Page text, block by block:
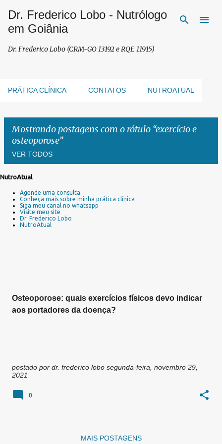
Pular para o conteúdo principal
Dr. Frederico Lobo - Nutrólogo
em Goiânia
Dr. Frederico Lobo (CRM-GO 13192 e RQE 11915)
PRÁTICA CLÍNICA CONTATOS NUTROATUAL
Mostrando postagens com o rótulo exercício e
osteoporose
VER TODOS
NutroAtual
Agende uma consulta
Conheça mais sobre minha prática clínica
Siga meu canal no whatsapp
Visite meu site
Dr. Frederico Lobo
NutroAtual
Osteoporose: quais exercícios físicos devo indicar
aos portadores da doença?
postado por dr. frederico lobo segunda-feira, novembro 29,
2021
0
MAIS POSTAGENS